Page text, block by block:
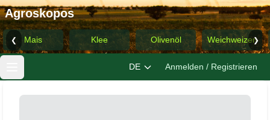
Agroskopos
❮ Mais Klee Olivenöl Weichweizen❯
DE Anmelden / Registrieren